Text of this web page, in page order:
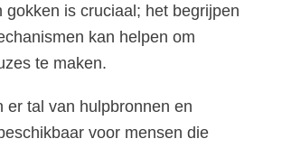
gokken is cruciaal; het begrijpen
kan helpen om
te maken.
er tal van hulpbronnen en
voor mensen die